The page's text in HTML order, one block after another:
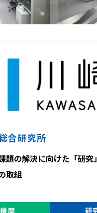
合研究所
題の解決に向けた「研究
取組
関 研